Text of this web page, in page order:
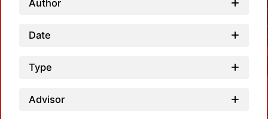
Author
Date
Type
Advisor